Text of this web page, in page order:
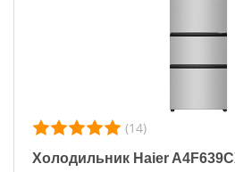
(14)
Холодильник Haier